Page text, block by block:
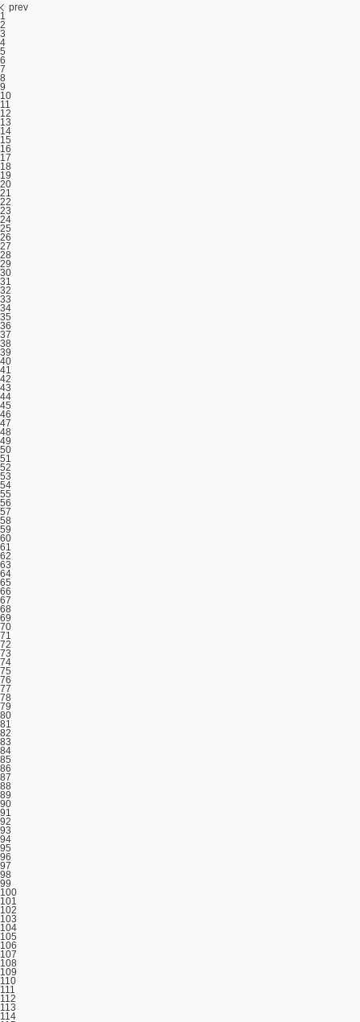
prev
1
2
3
4
5
6
7
8
9
10
11
12
13
14
15
16
17
18
19
20
21
22
23
24
25
26
27
28
29
30
31
32
33
34
35
36
37
38
39
40
41
42
43
44
45
46
47
48
49
50
51
52
53
54
55
56
57
58
59
60
61
62
63
64
65
66
67
68
69
70
71
72
73
74
75
76
77
78
79
80
81
82
83
84
85
86
87
88
89
90
91
92
93
94
95
96
97
98
99
100
101
102
103
104
105
106
107
108
109
110
111
112
113
114